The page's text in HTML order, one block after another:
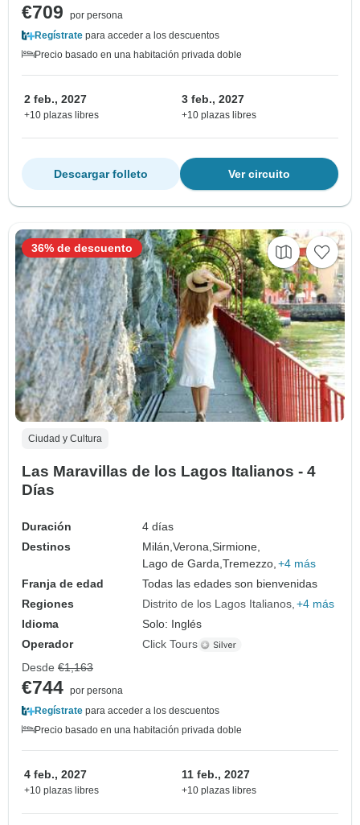
€709
por persona
Regístrate para acceder a los descuentos
Precio basado en una habitación privada doble
2 feb., 2027
+10 plazas libres
3 feb., 2027
+10 plazas libres
Ver circuito
Descargar folleto
Ciudad y Cultura
Las Maravillas de los Lagos Italianos - 4
Días
Duración
4 días
Destinos
Milán,Verona,Sirmione,
Lago de Garda,Tremezzo, +4 más
Franja de edad
Todas las edades son bienvenidas
Regiones
Distrito de los Lagos Italianos +4 más
Idioma
Solo: Inglés
Operador
Click Tours
36% de descuento
Desde €1,163
€744 por persona
Regístrate para acceder a los descuentos
Precio basado en una habitación privada doble
4 feb., 2027
+10 plazas libres
11 feb., 2027
+10 plazas libres